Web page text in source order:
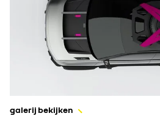
galerij bekijken